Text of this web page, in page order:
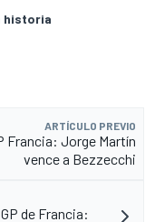
historia
ARTÍCULO PREVIO
Francia: Jorge Martín
vence a Bezzecchi
de Francia: